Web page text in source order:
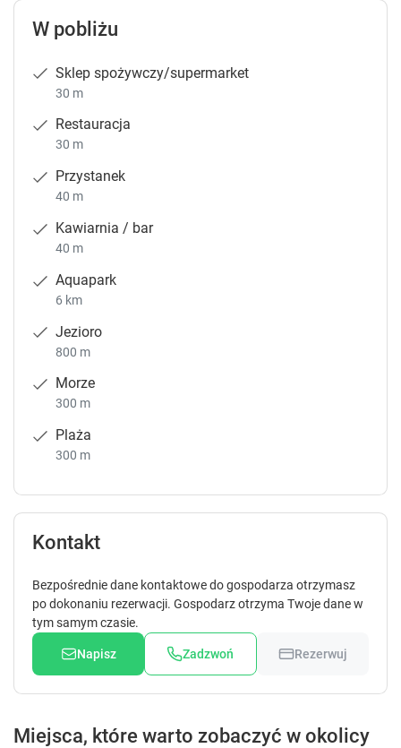
W pobliżu
Sklep spożywczy/supermarket
30 m
Restauracja
30 m
Przystanek
40 m
Kawiarnia / bar
40 m
Aquapark
6 km
Jezioro
800 m
Morze
300 m
Plaża
300 m
Kontakt
Bezpośrednie dane kontaktowe do gospodarza otrzymasz
po dokonaniu rezerwacji. Gospodarz otrzyma Twoje dane w
tym samym czasie.
Napisz Zadzwoń Rezerwuj
Miejsca, które warto zobaczyć w okolicy